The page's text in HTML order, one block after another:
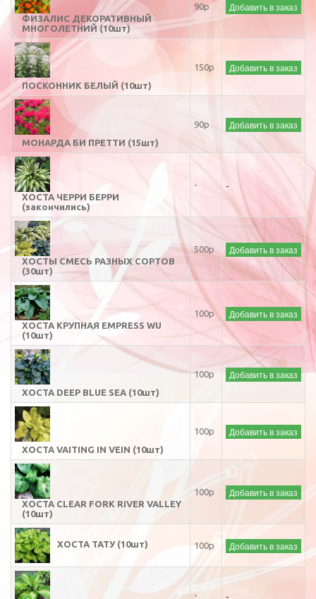
ФИЗАЛИС ДЕКОРАТИВНЫЙ
МНОГОЛЕТНИЙ (10шт)
90р Добавить в заказ
ПОСКОННИК БЕЛЫЙ (10шт)
150р Добавить в заказ
МОНАРДА БИ ПРЕТТИ (15шт)
90р Добавить в заказ
ХОСТА ЧЕРРИ БЕРРИ
(закончились)
- -
ХОСТЫ СМЕСЬ РАЗНЫХ СОРТОВ
(30шт)
500р Добавить в заказ
ХОСТА КРУПНАЯ EMPRESS WU
(10шт)
100р Добавить в заказ
ХОСТА DEEP BLUE SEA (10шт)
100р Добавить в заказ
ХОСТА VAITING IN VEIN (10шт)
100р Добавить в заказ
ХОСТА CLEAR FORK RIVER VALLEY
(10шт)
100р Добавить в заказ
ХОСТА ТАТУ (10шт) 100р Добавить в заказ
- -